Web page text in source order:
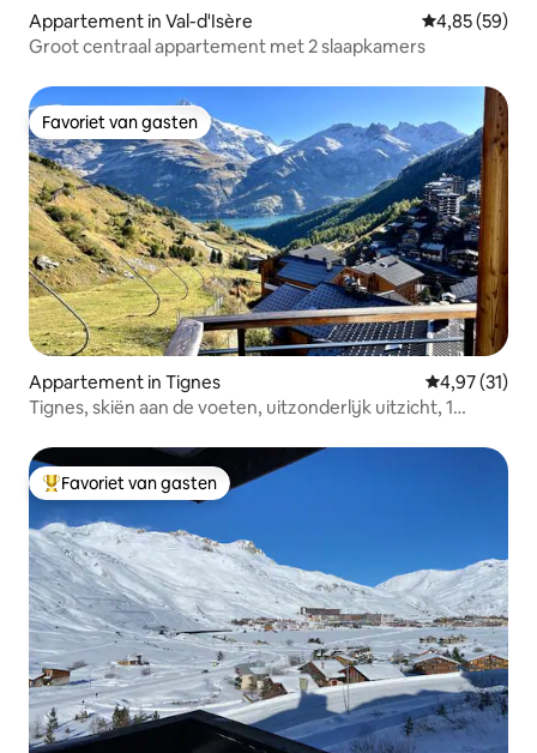
Appartement in Val-d'Isère Gemiddelde
4,85 (59)
Groot centraal appartement met 2 slaapkamers
Favoriet van gasten
Favoriet van gasten
Appartement in Tignes Gemiddelde
4,97 (31)
Tignes, skiën aan de voeten, uitzonderlijk uitzicht, 1
Topfavoriet van gasten
Favoriet van gasten